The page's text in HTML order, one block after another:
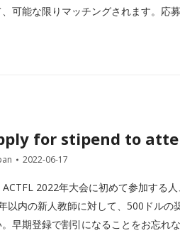
可能な限りマッチングされます。応
for stipend to
2022-06-17
2022年大会に初めて参加する
以内の新人教師に対して、500ドル
早期登録で割引になることをお忘れな